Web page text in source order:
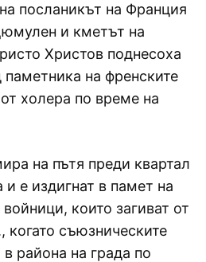
посланикът на Франция
и кметът на
Христов поднесоха
на френските
холера по време на
на пътя преди квартал
и е издигнат в памет на
които загиват от
когато съюзническите
района на града по